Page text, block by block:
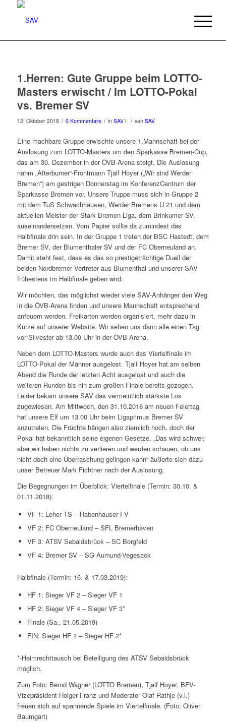
1.Herren: Gute Gruppe beim LOTTO-
Masters erwischt / Im LOTTO-Pokal
vs. Bremer SV
12. Oktober 2018 / 0 Kommentare / in SAV I / von SAV
Eine machbare Gruppe erwischte unsere 1.Mannschaft bei der
Auslosung zum LOTTO-Masters um den Sparkasse Bremen-Cup,
das am 30. Dezember in der ÖVB-Arena steigt. Die Auslosung
nahm „Afterburner“-Frontmann Tjalf Hoyer („Wir sind Werder
Bremen“) am gestrigen Donnerstag im KonferenzCentrum der
Sparkasse Bremen vor. Unsere Truppe muss sich in Gruppe 2
mit dem TuS Schwachhausen, Werder Bremens U 21 und dem
aktuellen Meister der Stark Bremen-Liga, dem Brinkumer SV,
auseinandersetzen. Vom Papier sollte da zumindest das
Halbfinale drin sein. In der Gruppe 1 treten der BSC Hastedt, dem
Bremer SV, der Blumenthaler SV und der FC Oberneuland an.
Damit steht fest, dass es das so prestigeträchtige Duell der
beiden Nordbremer Vertreter aus Blumenthal und unserer SAV
frühestens im Halbfinale geben wird.
Wir möchten, das möglichst wieder viele SAV-Anhänger den Weg
in die ÖVB-Arena finden und unsere Mannschaft entsprechend
anfeuern werden. Freikarten werden organisiert, mehr dazu in
Kürze auf unserer Website. Wir sehen uns dann alle einen Tag
vor Silvester ab 13.00 Uhr in der ÖVB-Arena.
Neben dem LOTTO-Masters wurde auch das Viertelfinale im
LOTTO-Pokal der Männer ausgelost. Tjalf Hoyer hat am selben
Abend die Runde der letzten Acht ausgelost und auch die
weiteren Runden bis hin zum großen Finale bereits gezogen.
Leider bekam unsere SAV das vermeintlich stärkste Los
zugewiesen. Am Mittwoch, den 31.10.2018 am neuen Feiertag
hat unsere Elf um 13.00 Uhr beim Ligaprimus Bremer SV
anzutreten. Die Früchte hängen also ziemlich hoch, doch der
Pokal hat bekanntlich seine eigenen Gesetze. „Das wird schwer,
aber wir haben nichts zu verlieren und werden schauen, ob uns
nicht doch eine Überraschung gelingen kann“ äußerte sich dazu
unser Betreuer Mark Fichtner nach der Auslosung.
Die Begegnungen im Überblick: Viertelfinale (Termin: 30.10. &
01.11.2018):
VF 1: Leher TS – Habenhauser FV
VF 2: FC Oberneuland – SFL Bremerhaven
VF 3: ATSV Sebaldsbrück – SC Borgfeld
VF 4: Bremer SV – SG Aumund-Vegesack
Halbfinale (Termin: 16. & 17.03.2019):
HF 1: Sieger VF 2 – Sieger VF 1
HF 2: Sieger VF 4 – Sieger VF 3*
Finale (Sa., 21.05.2019)
FIN: Sieger HF 1 – Sieger HF 2*
*-Heimrechttausch bei Beteiligung des ATSV Sebaldsbrück
möglich.
Zum Foto: Bernd Wagner (LOTTO Bremen), Tjalf Hoyer, BFV-
Vizepräsident Holger Franz und Moderator Olaf Rathje (v.l.)
freuen sich auf spannende Spiele im Viertelfinale. (Foto: Oliver
Baumgart)